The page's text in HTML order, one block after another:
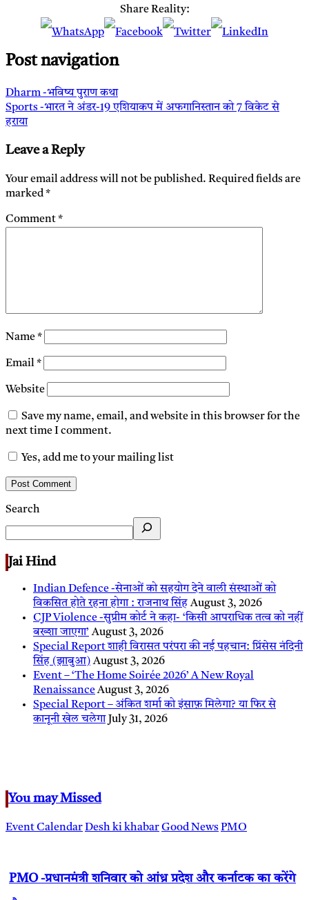
Share Reality:
Post navigation
Dharm -भविष्य पुराण कथा
Sports -भारत ने अंडर-19 एशियाकप में अफगानिस्तान को 7 विकेट से
हराया
Leave a Reply
Your email address will not be published. Required fields are
marked*
Comment*
Name*
Email*
Website
Save my name, email, and website in this browser for the
next time I comment.
Yes, add me to your mailing list
Search
Jai Hind
Indian Defence -सेनाओं को सहयोग देने वाली संस्थाओं को
विकसित होते रहना होगा : राजनाथ सिंह August 3, 2026
CJP Violence -सुप्रीम कोर्ट ने कहा- ‘किसी आपराधिक तत्व को नहीं
बख्शा जाएगा’ August 3, 2026
Special Report शाही विरासत परंपरा की नई पहचान: प्रिंसेस नंदिनी
सिंह (झाबुआ) August 3, 2026
Event – ‘The Home Soirée 2026’ A New Royal
RenaissanceAugust 3, 2026
Special Report – अंकित शर्मा को इंसाफ़ मिलेगा? या फिर से
कानूनी खेल चलेगा July 31, 2026
You may Missed
Event CalendarDesh ki khabarGood NewsPMO
PMO -प्रधानमंत्री शनिवार को आंध्र प्रदेश और कर्नाटक का करेंगे